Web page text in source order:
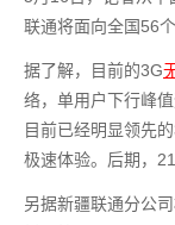
联通将面向全国56
据了解，目前的3G
络，单用户下行峰
目前已经明显领先
极速体验。后期，
另据新疆联通分公